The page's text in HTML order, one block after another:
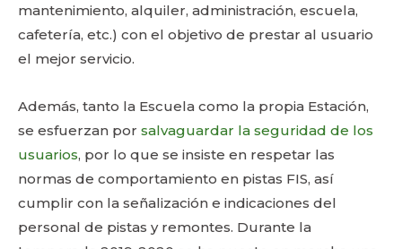
mantenimiento, alquiler, administración, escuela,
cafetería, etc.) con el objetivo de prestar al usuario
el mejor servicio.
Además, tanto la Escuela como la propia Estación,
se esfuerzan por salvaguardar la seguridad de los
usuarios, por lo que se insiste en respetar las
normas de comportamiento en pistas FIS, así
cumplir con la señalización e indicaciones del
personal de pistas y remontes. Durante la